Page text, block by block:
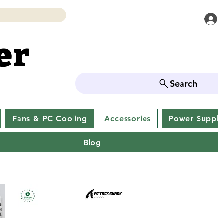
Search
Fans & PC Cooling Accessories Power
Blog